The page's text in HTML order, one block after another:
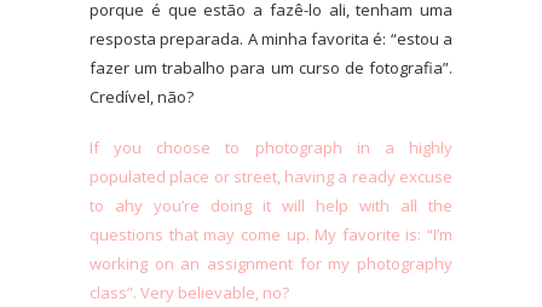
porque é que estão a fazê-lo ali, tenham uma
resposta preparada. A minha favorita é: “estou a
fazer um trabalho para um curso de fotografia”.
Credível, não?
If you choose to photograph in a highly
populated place or street, having a ready excuse
to ahy you’re doing it will help with all the
questions that may come up. My favorite is: “I’m
working on an assignment for my photography
class”. Very believable, no?